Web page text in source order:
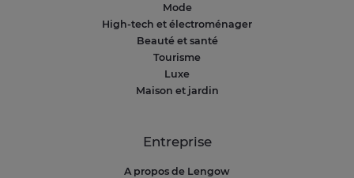
Mode
High-tech et électroménager
Beauté et santé
Tourisme
Luxe
Maison et jardin
Entreprise
A propos de Lengow